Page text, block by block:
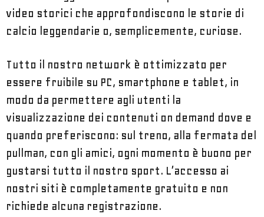
video storici che approfondiscono le storie di
calcio leggendarie o, semplicemente, curiose.
Tutto il nostro network è ottimizzato per
essere fruibile su PC, smartphone e tablet, in
modo da permettere agli utenti la
visualizzazione dei contenuti on demand dove e
quando preferiscono: sul treno, alla fermata del
pullman, con gli amici, ogni momento è buono per
gustarsi tutto il nostro sport. L’accesso ai
nostri siti è completamente gratuito e non
richiede alcuna registrazione.